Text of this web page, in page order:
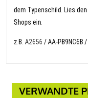
dem Typenschild. Lies
Shops ein.
z.B. A2656 / AA-PB9NC6B
VERWANDTE